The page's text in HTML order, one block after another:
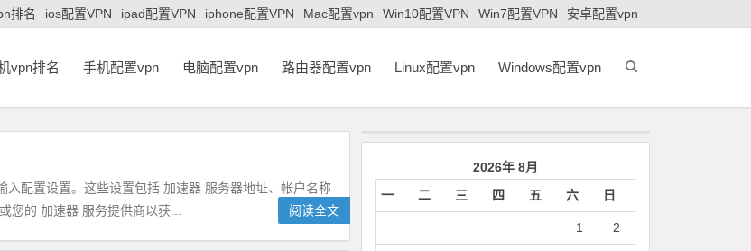
排名 ios配置VPN ipad配置VPN iphone配置VPN Mac配置vpn Win10配置VPN Win7配置VPN 安卓配置vpn
vpn排名 手机配置vpn 电脑配置vpn 路由器配置vpn Linux配置vpn Windows配置vpn
入配置设置。这些设置包括 加速器 服务器地址、帐户名称
您的 加速器 服务提供商以获...
阅读全文
2026年 8月
一
二 三 四 五 六 日
1 2